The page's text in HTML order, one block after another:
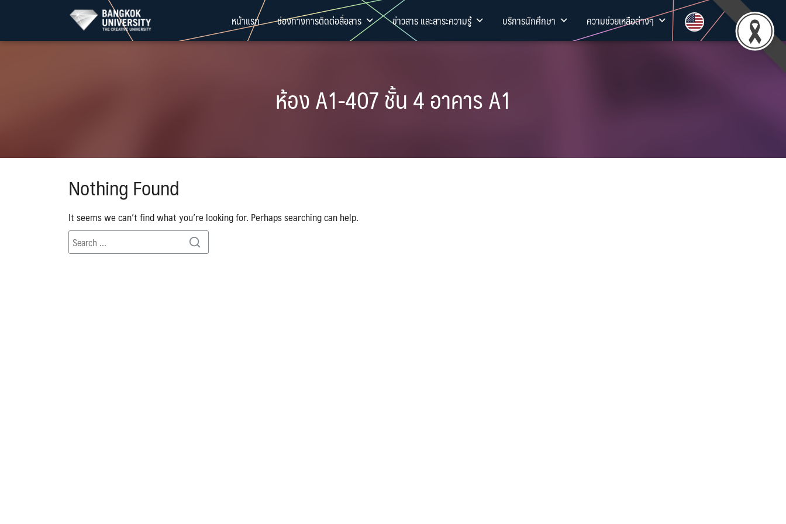
content
หน้าแรก ช่องทางการติดต่อสื่อสาร ข่าวสาร และสาระความรู้ บริการนักศึกษา ความช่วยเหลือต่างๆ
ห้อง A1-407 ชั้น 4 อาคาร A1
Nothing Found
It seems we can’t find what you’re looking for. Perhaps searching can help.
Search
for:
Search